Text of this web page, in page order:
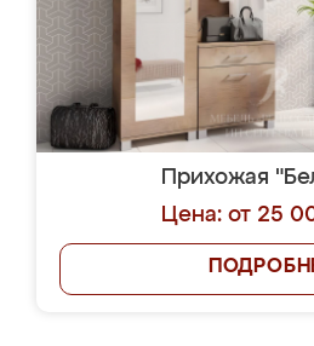
Прихожая
Цена: от 25